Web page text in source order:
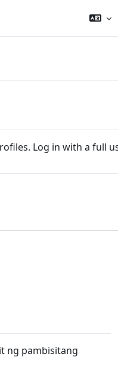
Log in with a full
ng pambisitang